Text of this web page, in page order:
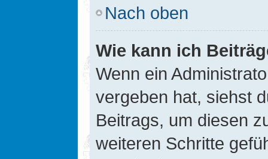
Nach oben
Wie kann ich
Wenn ein
vergeben hat, siehst
Beitrags, um diesen
weiteren Schritte